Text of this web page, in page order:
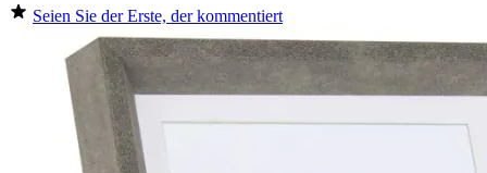
Seien Sie der Erste, der kommentiert